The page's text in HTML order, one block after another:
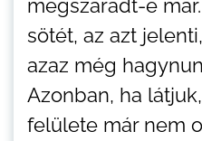
megszáradt-e
sötét, az azt
azaz még
Azonban, ha
felülete már nem